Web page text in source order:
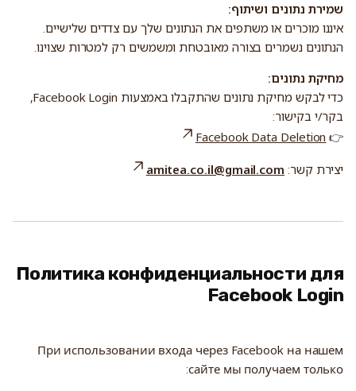
שמירת נתונים ושיתוף:
איננו מוכרים או משתפים את הנתונים שלך עם צדדים שלישיים.
הנתונים נשמרים בצורה מאובטחת ומשמשים רק למטרות שצוינו.
מחיקת נתונים:
כדי לבקש מחיקת נתונים שהתקבלו באמצעות Facebook Login,
בקר/י בקישור:
👉
Facebook Data Deletion
יצירת קשר: amitea.co.il@gmail.com
Политика конфиденциальности для
Facebook Login
При использовании входа через Facebook на нашем
сайте мы получаем только: